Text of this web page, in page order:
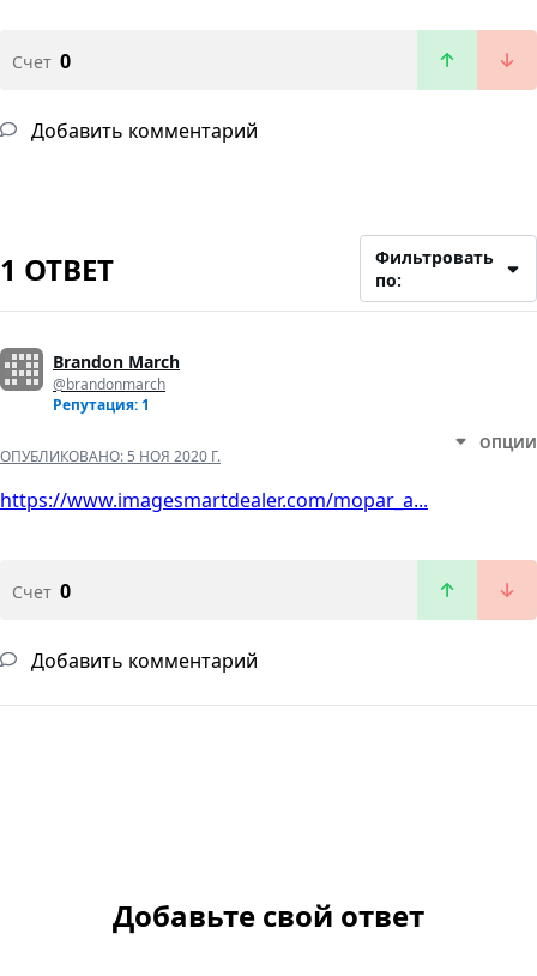
Счет 0
Добавить комментарий
1 ОТВЕТ
Фильтровать
по:
Brandon March
@brandonmarch
Репутация: 1
ОПУБЛИКОВАНО: 5 НОЯ 2020 Г.
ОПЦИИ
https://www.imagesmartdealer.com/mopar_a...
Счет 0
Добавить комментарий
Добавьте свой ответ